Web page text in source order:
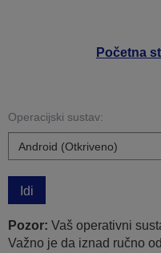
Početna
Operacijski sustav:
Idi
Pozor: Vaš operativni
Važno je da iznad ručno